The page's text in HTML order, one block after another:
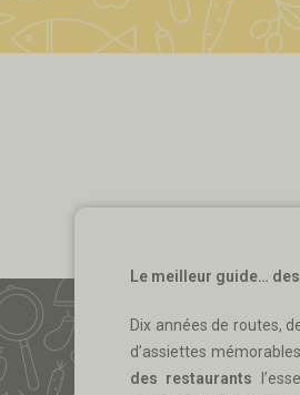
Le meilleur guide…
Dix années de routes,
d’assiettes
des restaurants